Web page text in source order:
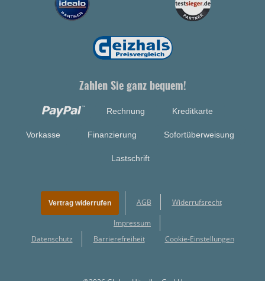
Zahlen Sie ganz bequem!
Rechnung Kreditkarte
Vorkasse Finanzierung Sofortüberweisung
Lastschrift
Vertrag widerrufen AGB Widerrufsrecht
Impressum
Datenschutz
Barrierefreiheit Cookie-Einstellungen